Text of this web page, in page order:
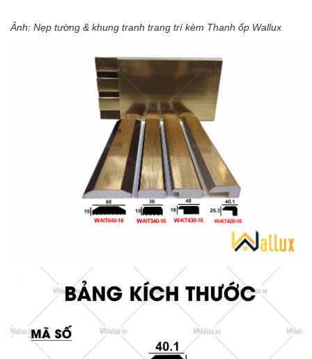
Ảnh: Nẹp tường & khung tranh trang trí kèm Thanh ốp Wallux